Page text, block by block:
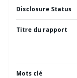
Disclosure Status
Titre du rapport
Mots clé